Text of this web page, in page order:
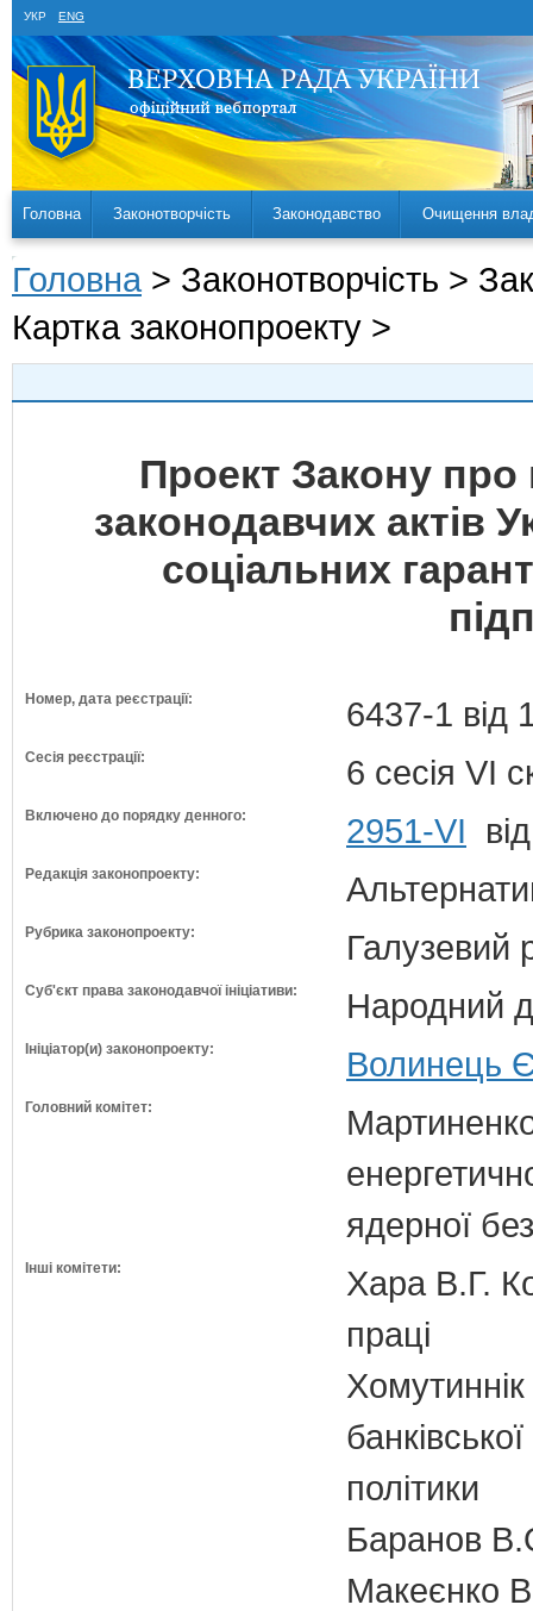
УКР ENG
Головна Законотворчість Законодавство Очищення
Головна > Законотворчість >
Картка законопроекту >
Проект Закону про
законодавчих актів
соціальних
Номер, дата реєстрації: 6437-1 від
Сесія реєстрації: 6 сесія VI
Включено до порядку денного: 2951-VI
Редакція законопроекту:
Рубрика законопроекту: Галузевий
Суб'єкт права законодавчої ініціативи: Народний
Ініціатор(и) законопроекту: Волинець
Головний комітет:
ядерної
Інші комітети:
Хара В.Г.
праці
політики
Баранов
Макеєнко